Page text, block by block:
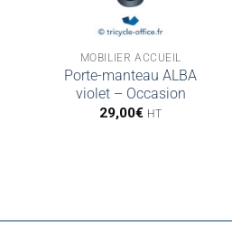
MOBILIER ACCUEIL
Porte-manteau ALBA
violet – Occasion
29,00€ HT